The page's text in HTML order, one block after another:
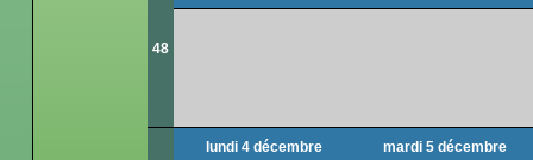
48
lundi 4 décembre mardi 5 décembre